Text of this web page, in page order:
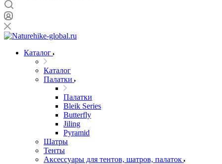
Каталог
Каталог
Палатки
Палатки
Bleik Series
Butterfly
Jiling
Pyramid
Шатры
Тенты
Аксессуары для тентов, шатров, палаток